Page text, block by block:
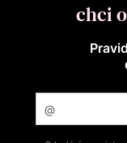
chci